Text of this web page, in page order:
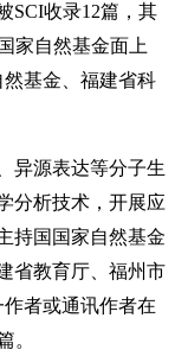
SCI收录12篇，其
家自然基金面上
基金、福建省科
异源表达等分子生
分析技术，开展应
持国国家自然基金
省教育厅、福州市
者或通讯作者在
。